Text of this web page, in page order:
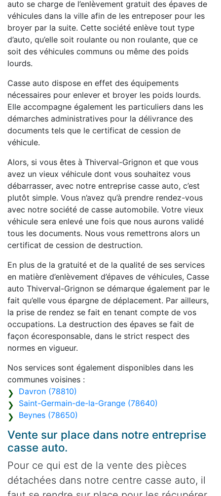
auto se charge de l’enlèvement gratuit des épaves de
véhicules dans la ville afin de les entreposer pour les
broyer par la suite. Cette société enlève tout type
d’auto, qu’elle soit roulante ou non roulante, que ce
soit des véhicules communs ou même des poids
lourds.
Casse auto dispose en effet des équipements
nécessaires pour enlever et broyer les poids lourds.
Elle accompagne également les particuliers dans les
démarches administratives pour la délivrance des
documents tels que le certificat de cession de
véhicule.
Alors, si vous êtes à Thiverval-Grignon et que vous
avez un vieux véhicule dont vous souhaitez vous
débarrasser, avec notre entreprise casse auto, c’est
plutôt simple. Vous n’avez qu’à prendre rendez-vous
avec notre société de casse automobile. Votre vieux
véhicule sera enlevé une fois que nous aurons validé
tous les documents. Nous vous remettrons alors un
certificat de cession de destruction.
En plus de la gratuité et de la qualité de ses services
en matière d’enlèvement d’épaves de véhicules, Casse
auto Thiverval-Grignon se démarque également par le
fait qu’elle vous épargne de déplacement. Par ailleurs,
la prise de rendez se fait en tenant compte de vos
occupations. La destruction des épaves se fait de
façon écoresponsable, dans le strict respect des
normes en vigueur.
Nos services sont également disponibles dans les
communes voisines :
Davron (78810)
Saint-Germain-de-la-Grange (78640)
Beynes (78650)
Vente sur place dans notre entreprise
casse auto.
Pour ce qui est de la vente des pièces
détachées dans notre centre casse auto, il